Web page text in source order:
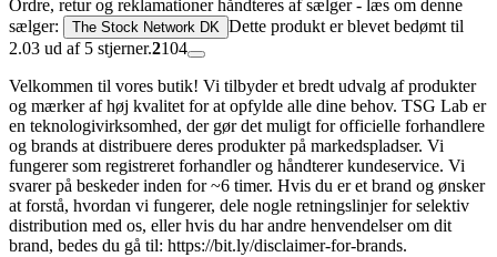
Ordre, retur og reklamationer håndteres af sælger - læs om denne
sælger:
The Stock Network DK Dette produkt er blevet bedømt til
2.03 ud af 5 stjerner.2104
Velkommen til vores butik! Vi tilbyder et bredt udvalg af produkter
og mærker af høj kvalitet for at opfylde alle dine behov. TSG Lab er
en teknologivirksomhed, der gør det muligt for officielle forhandlere
og brands at distribuere deres produkter på markedspladser. Vi
fungerer som registreret forhandler og håndterer kundeservice. Vi
svarer på beskeder inden for ~6 timer. Hvis du er et brand og ønsker
at forstå, hvordan vi fungerer, dele nogle retningslinjer for selektiv
distribution med os, eller hvis du har andre henvendelser om dit
brand, bedes du gå til: https://bit.ly/disclaimer-for-brands.